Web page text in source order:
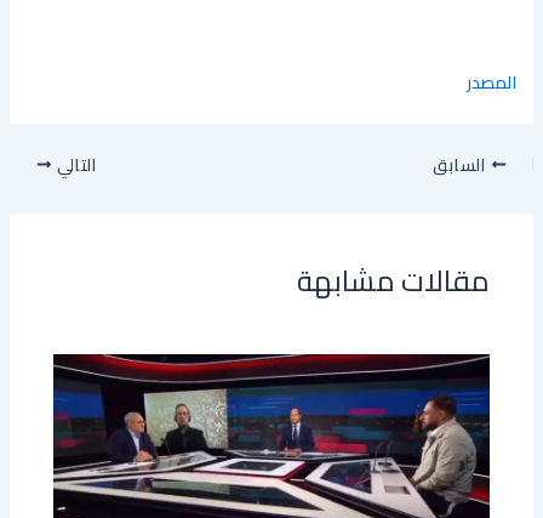
المصدر
السابق التالي
مقالات مشابهة